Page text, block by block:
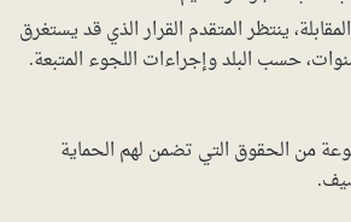
ينتظر المتقدم القرار الذي قد يستغرق
حسب البلد وإجراءات اللجوء المتبعة.
من الحقوق التي تضمن لهم الحماية